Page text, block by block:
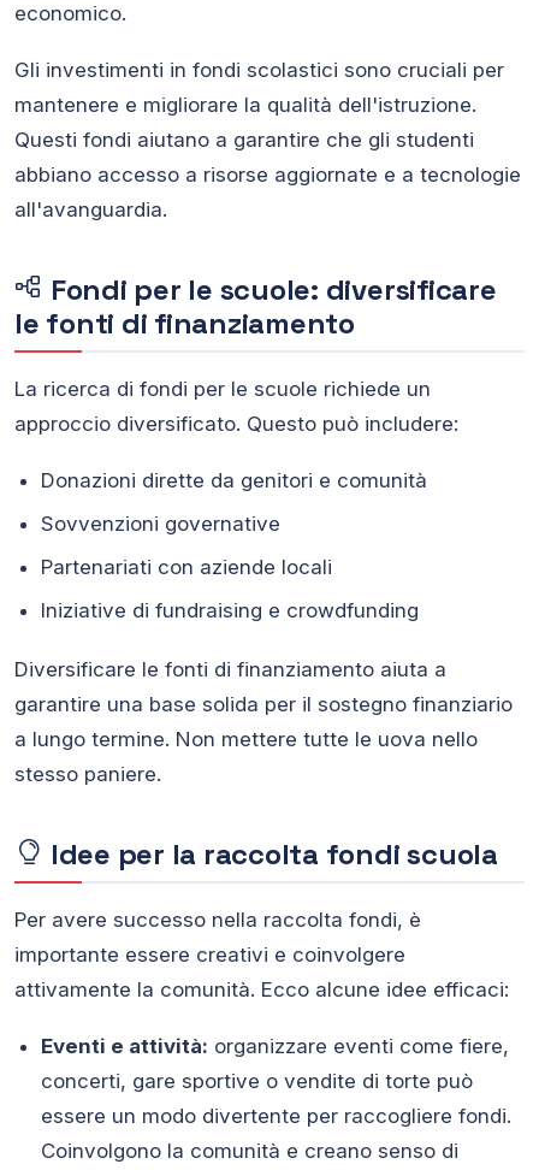
economico.
Gli investimenti in fondi scolastici sono cruciali per
mantenere e migliorare la qualità dell'istruzione.
Questi fondi aiutano a garantire che gli studenti
abbiano accesso a risorse aggiornate e a tecnologie
all'avanguardia.
Fondi per le scuole: diversificare
le fonti di finanziamento
La ricerca di fondi per le scuole richiede un
approccio diversificato. Questo può includere:
Donazioni dirette da genitori e comunità
Sovvenzioni governative
Partenariati con aziende locali
Iniziative di fundraising e crowdfunding
Diversificare le fonti di finanziamento aiuta a
garantire una base solida per il sostegno finanziario
a lungo termine. Non mettere tutte le uova nello
stesso paniere.
Idee per la raccolta fondi scuola
Per avere successo nella raccolta fondi, è
importante essere creativi e coinvolgere
attivamente la comunità. Ecco alcune idee efficaci:
Eventi e attività: organizzare eventi come fiere,
concerti, gare sportive o vendite di torte può
essere un modo divertente per raccogliere fondi.
Coinvolgono la comunità e creano senso di